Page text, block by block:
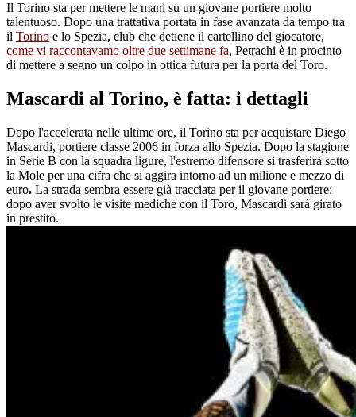
Il Torino sta per mettere le mani su un giovane portiere molto
talentuoso. Dopo una trattativa portata in fase avanzata da tempo tra
il Torino e lo Spezia, club che detiene il cartellino del giocatore,
come vi raccontavamo oltre due settimane fa, Petrachi è in procinto
di mettere a segno un colpo in ottica futura per la porta del Toro.
Mascardi al Torino, è fatta: i dettagli
Dopo l'accelerata nelle ultime ore, il Torino sta per acquistare Diego
Mascardi, portiere classe 2006 in forza allo Spezia. Dopo la stagione
in Serie B con la squadra ligure, l'estremo difensore si trasferirà sotto
la Mole per una cifra che si aggira intorno ad un milione e mezzo di
euro. La strada sembra essere già tracciata per il giovane portiere:
dopo aver svolto le visite mediche con il Toro, Mascardi sarà girato
in prestito.